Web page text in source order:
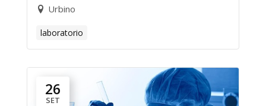
Urbino
laboratorio
26
SET